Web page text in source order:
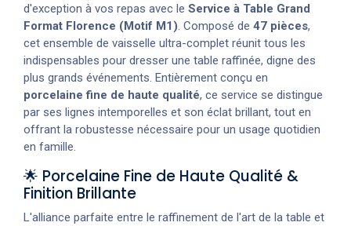
d'exception à vos repas avec le Service à Table Grand
Format Florence (Motif M1). Composé de 47 pièces,
cet ensemble de vaisselle ultra-complet réunit tous les
indispensables pour dresser une table raffinée, digne des
plus grands événements. Entièrement conçu en
porcelaine fine de haute qualité, ce service se distingue
par ses lignes intemporelles et son éclat brillant, tout en
offrant la robustesse nécessaire pour un usage quotidien
en famille.
🌟 Porcelaine Fine de Haute Qualité &
Finition Brillante
L'alliance parfaite entre le raffinement de l'art de la table et